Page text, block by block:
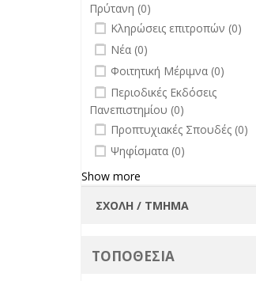
Πρύτανη (0)
undefined
Κληρώσεις επιτροπών (0)
undefined
Νέα (0)
undefined
Φοιτητική Μέριμνα (0)
undefined
Περιοδικές Εκδόσεις
Πανεπιστημίου (0)
undefined
Προπτυχιακές Σπουδές (0)
undefined
Ψηφίσματα (0)
Show more
ΤΟΠΟΘΕΣΙΑ